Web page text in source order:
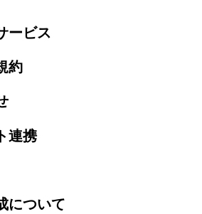
ービス
約
連携
について